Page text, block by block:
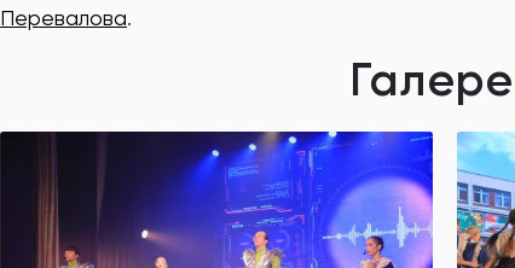
Перевалова.